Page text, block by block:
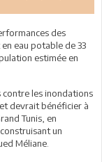
des
eau potable de 33
estimée en
contre les inondations
devrait bénéficier à
Tunis, en
un
Méliane.